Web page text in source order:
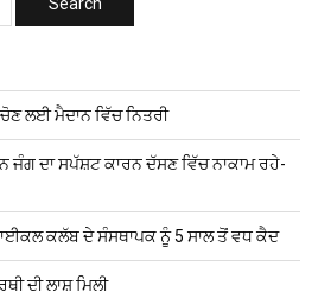
ਲਈ ਮੈਦਾਨ ਵਿੱਚ ਨਿਤਰੀ
ਜੰਗ ਦਾ ਸਪੱਸ਼ਟ ਕਾਰਨ ਦੱਸਣ ਵਿੱਚ ਨਾਕਾਮ ਰਹੇ-
ਕਲੱਬ ਦੇ ਸੰਸਥਾਪਕ ਨੂੰ 5 ਸਾਲ ਤੋਂ ਵਧ ਕੈਦ
ਦੀ ਲਾਸ਼ ਮਿਲੀ